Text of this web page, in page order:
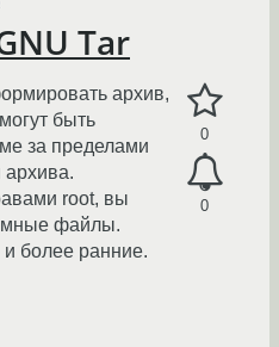
Tar
0
0
архив,
быть
за пределами
архива.
root, вы
файлы.
более ранние.